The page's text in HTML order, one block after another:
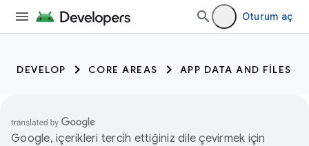
Oturum aç
DEVELOP CORE AREAS APP DATA AND FILES
Google, içerikleri tercih ettiğiniz dile çevirmek için